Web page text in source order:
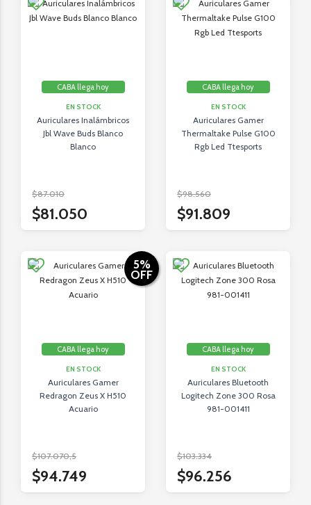
CABA llega hoy
EN STOCK
Auriculares Inalámbricos
Jbl Wave Buds Blanco
Blanco
$87.010
$81.050
CABA llega hoy
EN STOCK
Auriculares Gamer
Thermaltake Pulse G100
Rgb Led Ttesports
$98.560
$91.809
CABA llega hoy
EN STOCK
Auriculares Gamer
Redragon Zeus X H510
Acuario
5%
OFF
$107.070,5
$94.749
CABA llega hoy
EN STOCK
Auriculares Bluetooth
Logitech Zone 300 Rosa
981-001411
$103.334
$96.256